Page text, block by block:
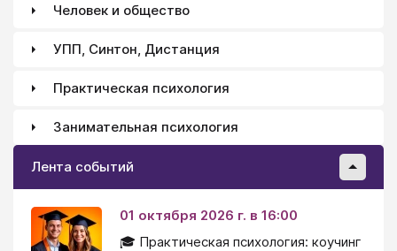
Человек и общество
УПП, Синтон, Дистанция
Практическая психология
Занимательная психология
Лента событий
01 октября 2026 г. в 16:00
🎓 Практическая психология: коучинг